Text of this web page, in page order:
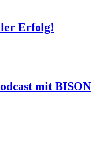
Erfolg!
mit BISON